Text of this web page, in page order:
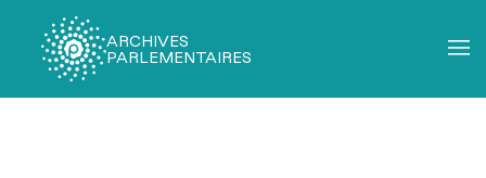
ARCHIVES
PARLEMENTAIRES